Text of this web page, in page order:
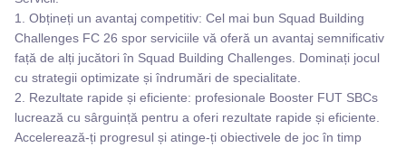
1. Obțineți un avantaj competitiv: Cel mai bun Squad Building
Challenges FC 26 spor serviciile vă oferă un avantaj semnificativ
față de alți jucători în Squad Building Challenges. Dominați jocul
cu strategii optimizate și îndrumări de specialitate.
2. Rezultate rapide și eficiente: profesionale Booster FUT SBCs
lucrează cu sârguință pentru a oferi rezultate rapide și eficiente.
Accelerează-ți progresul și atinge-ți obiectivele de joc în timp